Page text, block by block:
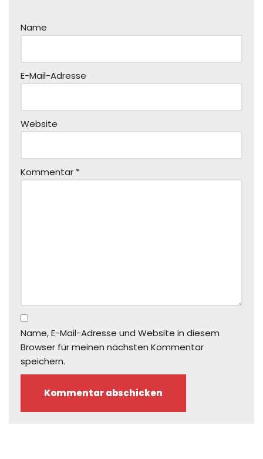
Name
E-Mail-Adresse
Website
Kommentar *
Name, E-Mail-Adresse und Website in diesem
Browser für meinen nächsten Kommentar
speichern.